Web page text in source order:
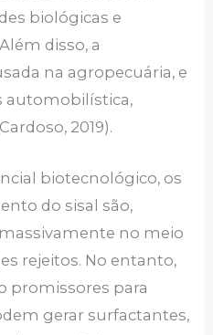
biológicas e
disso, a
na agropecuária, e
automobilística,
2019).
biotecnológico, os
do sisal são,
no meio
rejeitos. No entanto,
promissores para
gerar surfactantes,